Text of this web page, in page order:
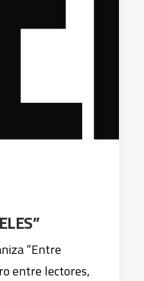
“Entre
entre lectores,